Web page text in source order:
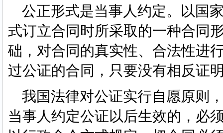
公正形式是当事人约定。以国
式订立合同时所采取的一种合同
础，对合同的真实性、合法性进
过公证的合同，只要没有相反证
我国法律对公证实行自愿原则
当事人约定公证以后生效的，必